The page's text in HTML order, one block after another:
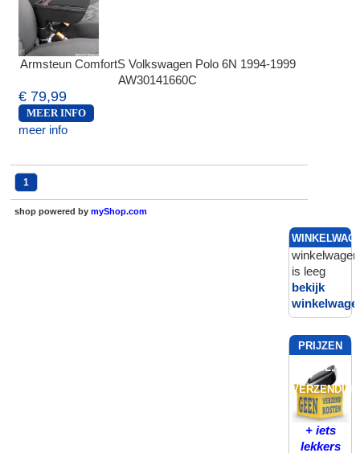
Armsteun ComfortS Volkswagen Polo 6N 1994-1999
AW30141660C
€ 79,99
MEER INFO
meer info
1
shop powered bymyShop.com
winkelwagen
is leeg
bekijk
PRIJZEN
INCL.
VERZENDING
+ iets
lekkers